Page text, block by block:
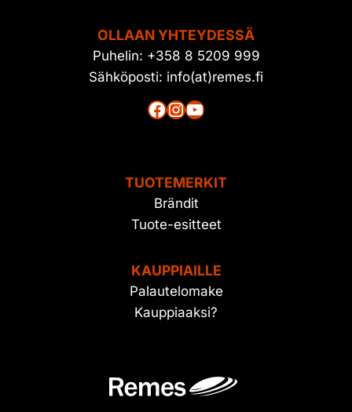
OLLAAN YHTEYDESSÄ
Puhelin: +358 8 5209 999
Sähköposti: info(at)remes.fi
Facebook
Instagram
YouTube
TUOTEMERKIT
Brändit
Tuote-esitteet
KAUPPIAILLE
Palautelomake
Kauppiaaksi?